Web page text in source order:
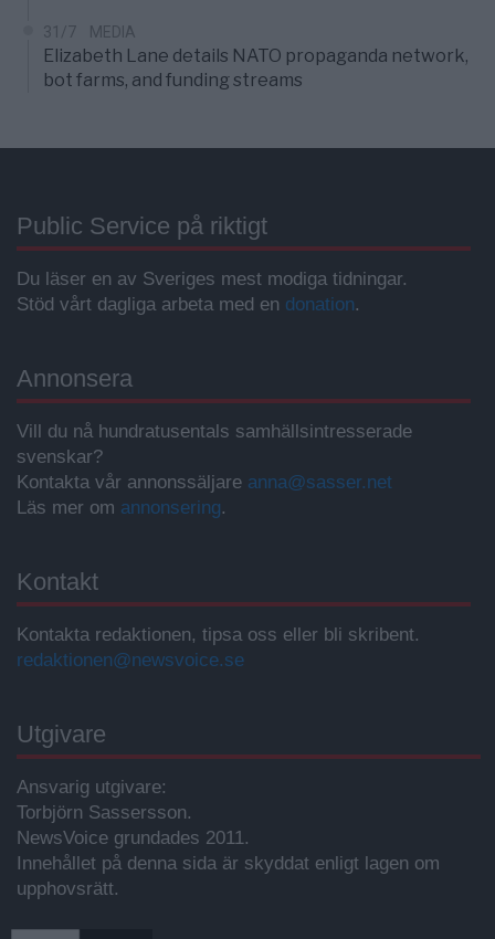
31/7 MEDIA
Elizabeth Lane details NATO propaganda network,
bot farms, and funding streams
Public Service på riktigt
Du läser en av Sveriges mest modiga tidningar.
Stöd vårt dagliga arbeta med en donation.
Annonsera
Vill du nå hundratusentals samhällsintresserade
svenskar?
Kontakta vår annonssäljare anna@sasser.net
Läs mer om annonsering.
Kontakt
Kontakta redaktionen, tipsa oss eller bli skribent.
redaktionen@newsvoice.se
Utgivare
Ansvarig utgivare:
Torbjörn Sassersson.
NewsVoice grundades 2011.
Innehållet på denna sida är skyddat enligt lagen om
upphovsrätt.